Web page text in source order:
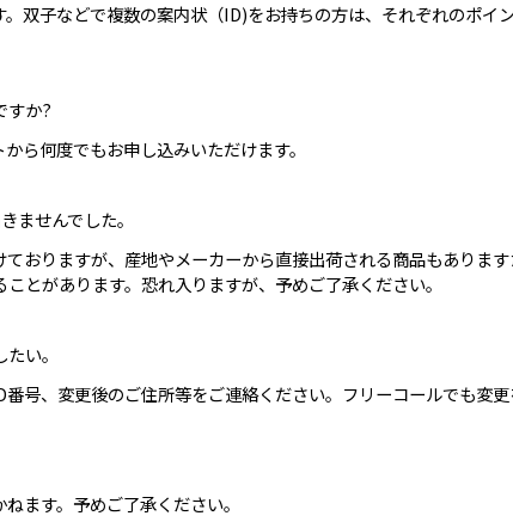
双子などで複数の案内状（ID)をお持ちの方は、それぞれのポイ
すか?
ら何度でもお申し込みいただけます。
ませんでした。
おりますが、産地やメーカーから直接出荷される商品もありま
とがあります。恐れ入りますが、予めご了承ください。
い。
号、変更後のご住所等をご連絡ください。フリーコールでも変更
ます。予めご了承ください。